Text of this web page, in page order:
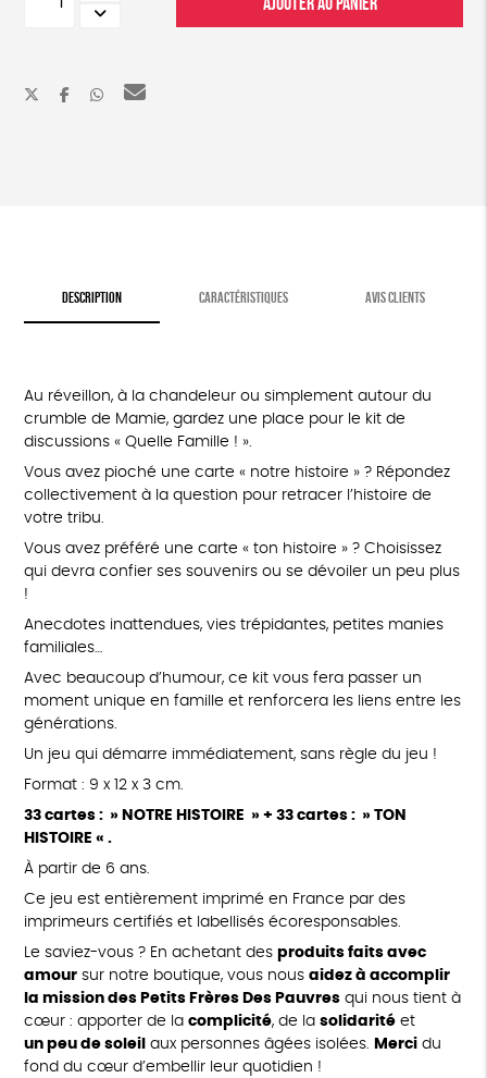
DESCRIPTION CARACTÉRISTIQUES AVIS CLIENTS
Au réveillon, à la chandeleur ou simplement autour du
crumble de Mamie, gardez une place pour le kit de
discussions « Quelle Famille ! ».
Vous avez pioché une carte « notre histoire » ? Répondez
collectivement à la question pour retracer l’histoire de
votre tribu.
Vous avez préféré une carte « ton histoire » ? Choisissez
qui devra confier ses souvenirs ou se dévoiler un peu plus
!
Anecdotes inattendues, vies trépidantes, petites manies
familiales…
Avec beaucoup d’humour, ce kit vous fera passer un
moment unique en famille et renforcera les liens entre les
générations.
Un jeu qui démarre immédiatement, sans règle du jeu !
Format : 9 x 12 x 3 cm.
33 cartes : » NOTRE HISTOIRE » + 33 cartes : » TON
HISTOIRE « .
Àpartir de 6 ans.
Ce jeu est entièrement imprimé en France par des
imprimeurs certifiés et labellisés écoresponsables.
Le saviez-vous ? En achetant des produits faits avec
amoursur notre boutique, vous nous aidez à accomplir
la mission des Petits Frères Des Pauvresqui nous tient à
cœur : apporter de la complicité, de la solidaritéet
un peu de soleil aux personnes âgées isolées. Mercidu
fond du cœur d’embellir leur quotidien !